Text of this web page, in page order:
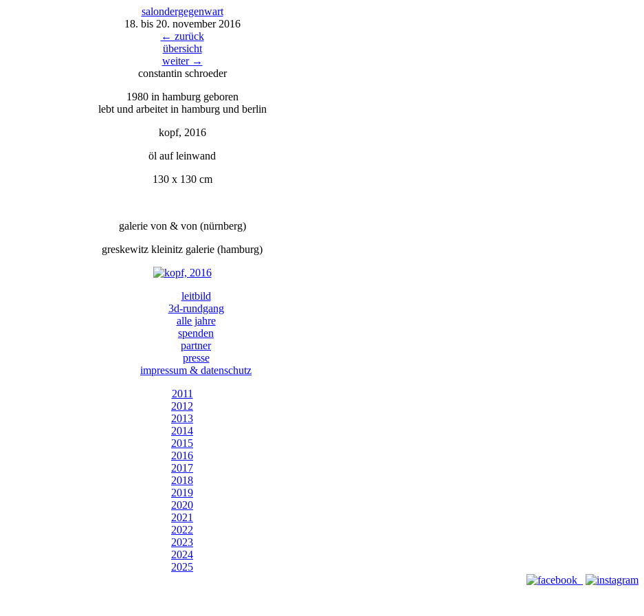
salondergegenwart
18. bis 20. november 2016
← zurück
übersicht
weiter →
constantin schroeder
1980 in hamburg geboren
lebt und arbeitet in hamburg und berlin
kopf, 2016
öl auf leinwand
130 x 130 cm
galerie von & von (nürnberg)
greskewitz kleinitz galerie (hamburg)
leitbild
3d-rundgang
alle jahre
spenden
partner
presse
impressum & datenschutz
2011
2012
2013
2014
2015
2016
2017
2018
2019
2020
2021
2022
2023
2024
2025